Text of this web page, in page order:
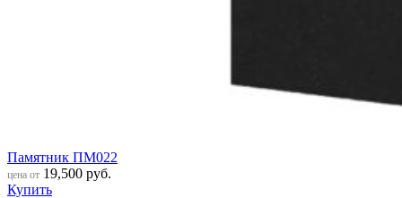
Памятник ПМ022
цена от 19,500 руб.
Купить